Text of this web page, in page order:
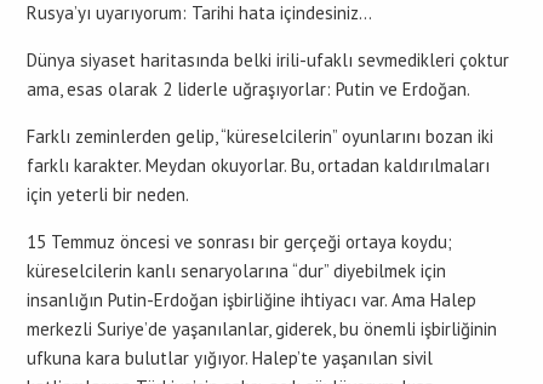
Rusya’yı uyarıyorum: Tarihi hata içindesiniz…
Dünya siyaset haritasında belki irili-ufaklı sevmedikleri çoktur
ama, esas olarak 2 liderle uğraşıyorlar: Putin ve Erdoğan.
Farklı zeminlerden gelip, “küreselcilerin” oyunlarını bozan iki
farklı karakter. Meydan okuyorlar. Bu, ortadan kaldırılmaları
için yeterli bir neden.
15 Temmuz öncesi ve sonrası bir gerçeği ortaya koydu;
küreselcilerin kanlı senaryolarına “dur” diyebilmek için
insanlığın Putin-Erdoğan işbirliğine ihtiyacı var. Ama Halep
merkezli Suriye’de yaşanılanlar, giderek, bu önemli işbirliğinin
ufkuna kara bulutlar yığıyor. Halep’te yaşanılan sivil